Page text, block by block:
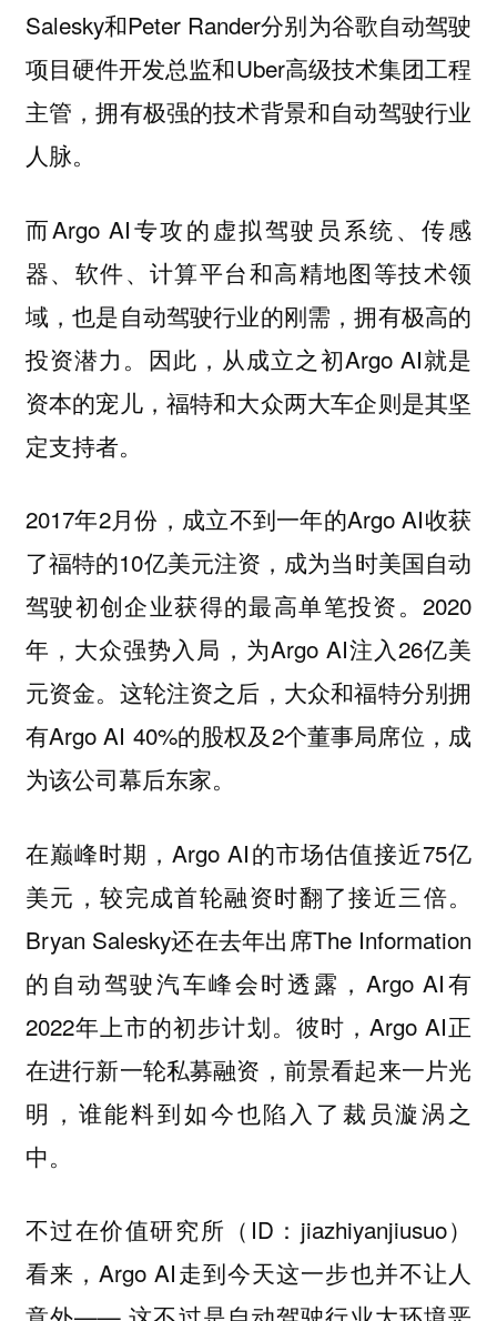
Salesky和Peter Rander分别为谷歌自动驾驶
项目硬件开发总监和Uber高级技术集团工程
主管，拥有极强的技术背景和自动驾驶行业
人脉。
而Argo AI专攻的虚拟驾驶员系统、传感
器、软件、计算平台和高精地图等技术领
域，也是自动驾驶行业的刚需，拥有极高的
投资潜力。因此，从成立之初Argo AI就是
资本的宠儿，福特和大众两大车企则是其坚
定支持者。
2017年2月份，成立不到一年的Argo AI收获
了福特的10亿美元注资，成为当时美国自动
驾驶初创企业获得的最高单笔投资。2020
年，大众强势入局，为Argo AI注入26亿美
元资金。这轮注资之后，大众和福特分别拥
有Argo AI 40%的股权及2个董事局席位，成
为该公司幕后东家。
在巅峰时期，Argo AI的市场估值接近75亿
美元，较完成首轮融资时翻了接近三倍。
Bryan Salesky还在去年出席The Information
的自动驾驶汽车峰会时透露，Argo AI有
2022年上市的初步计划。彼时，Argo AI正
在进行新一轮私募融资，前景看起来一片光
明，谁能料到如今也陷入了裁员漩涡之
中。
不过在价值研究所（ID：jiazhiyanjiusuo）
看来，Argo AI走到今天这一步也并不让人